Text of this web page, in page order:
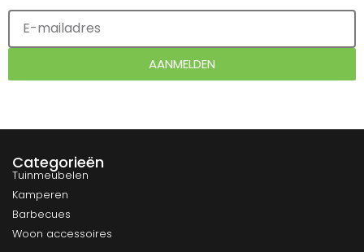
AANMELDEN
Categorieën
Tuinmeubelen
Kamperen
Barbecues
Woon accessoires